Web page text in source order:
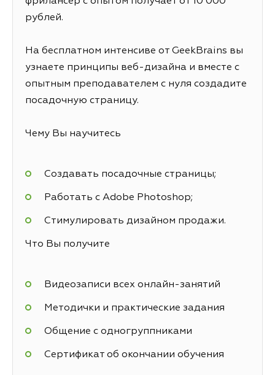
рублей.
На бесплатном интенсиве от GeekBrains вы
узнаете принципы веб-дизайна и вместе с
опытным преподавателем с нуля создадите
посадочную страницу.
Чему Вы научитесь
Создавать посадочные страницы;
Работать с Adobe Photoshop;
Стимулировать дизайном продажи.
Что Вы получите
Видеозаписи всех онлайн-занятий
Методички и практические задания
Общение с одногруппниками
Сертификат об окончании обучения